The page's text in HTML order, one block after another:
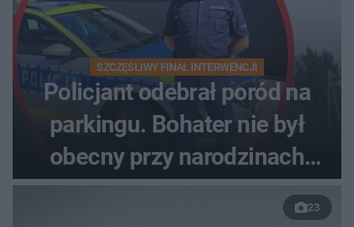
SZCZĘŚLIWY FINAŁ INTERWENCJI
Policjant odebrał poród na
parkingu. Bohater nie był
obecny przy narodzinach
23